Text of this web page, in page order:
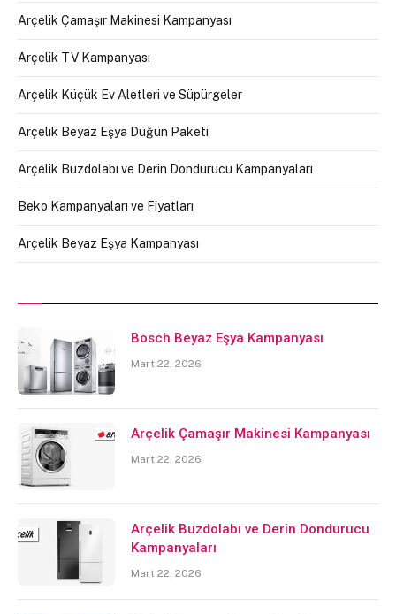
Arçelik Çamaşır Makinesi Kampanyası
Arçelik TV Kampanyası
Arçelik Küçük Ev Aletleri ve Süpürgeler
Arçelik Beyaz Eşya Düğün Paketi
Arçelik Buzdolabı ve Derin Dondurucu Kampanyaları
Beko Kampanyaları ve Fiyatları
Arçelik Beyaz Eşya Kampanyası
Bosch Beyaz Eşya Kampanyası
Mart 22, 2026
Arçelik Çamaşır Makinesi Kampanyası
Mart 22, 2026
Arçelik Buzdolabı ve Derin Dondurucu
Kampanyaları
Mart 22, 2026